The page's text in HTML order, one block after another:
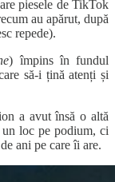
piesele de TikTok
au apărut, după
repede).
) împins în fundul
să-i țină atenți și
a avut însă o altă
un loc pe podium, ci
ani pe care îi are.